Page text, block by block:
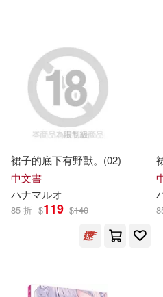
伊藤ハチ(3) 元
内々けやき(3) 加
古澤良太(3) 墨川
大塚真一郎(3) 天
孫春璃(3) 宇流木
Rambling RECORDS(1)
S-DIGITAL(1)
SBクリエイティブ(1)
SEGA(1) TOブッ
裙子的底下有野獸。(02)
中文書
ハナマルオ
85 折 $119 $140